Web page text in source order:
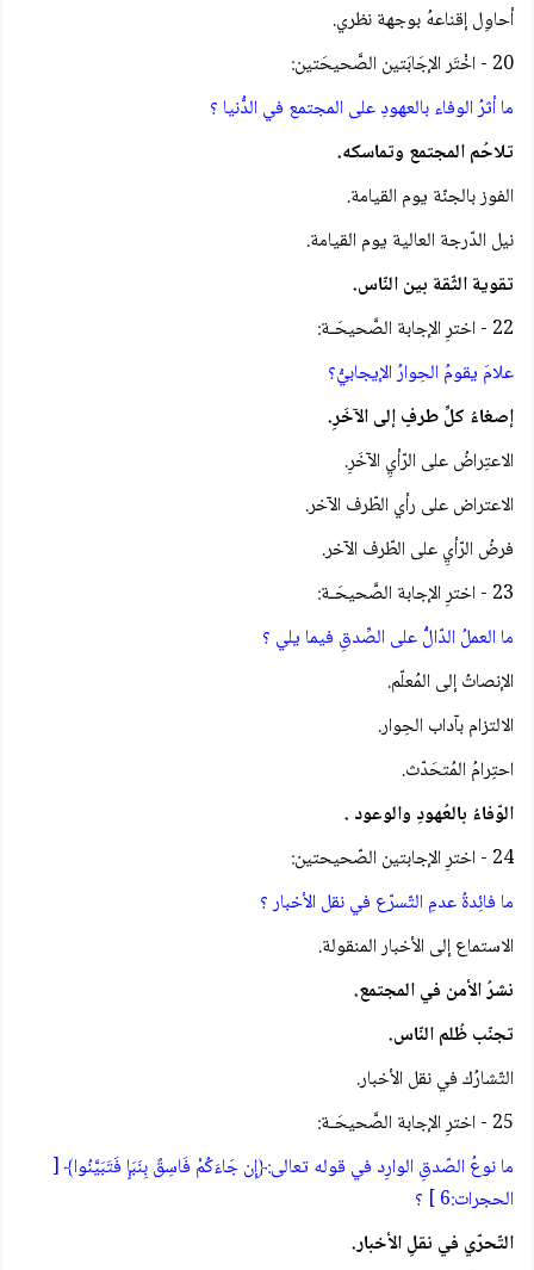
أحاوِل إقناعهُ بوجهة نظري.
20 - اخْتَر الإجَابَتين الصَّحيحَتين:
ما أثرُ الوفاء بالعهودِ على المجتمع في الدُّنيا ؟
تلاحُم المجتمع وتماسكه.
الفوز بالجنّة يوم القيامة.
نيل الدّرجة العالية يوم القيامة.
تقوية الثّقة بين النّاس.
22 - اخترِ الإجابة الصَّحيحَـة:
علامَ يقومُ الحِوارُ الإيجابيُّ؟
إصغاءُ كلِّ طرفٍ إلى الآخَرِ.
الاعتِراضُ على الرّأيِ الآخَرِ.
الاعتراض على رأي الطّرف الآخر.
فرضُ الرّأيِ على الطّرف الآخر.
23 - اخترِ الإجابة الصَّحيحَـة:
ما العملُ الدّالُّ على الصِّدقِ فيما يلي ؟
الإنصاتُ إلى المُعلّم.
الالتزام بآداب الحِوار.
احتِرامُ المُتحَدّث.
الوّفاءُ بالعُهودِ والوعود .
24 - اخترِ الإجابتين الصّحيحتين:
ما فائِدةُ عدمِ التّسرّع في نقل الأخبار ؟
الاستماع إلى الأخبار المنقولة.
نشرُ الأمن في المجتمع.
تجنّب ظُلم النّاس.
التّشارُك في نقل الأخبار.
25 - اخترِ الإجابة الصَّحيحَـة:
ما نوعُ الصّدقِ الوارِد في قوله تعالى:﴿إِن جَاءَكُمْ فَاسِقٌ بِنَبَإٍ فَتَبَيَّنُوا﴾ [
الحجرات:6 ] ؟
التّحرّي في نقلِ الأخبار.